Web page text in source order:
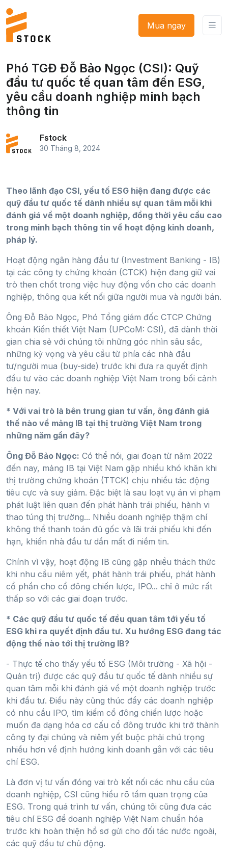
Mua ngay
Phó TGĐ Đỗ Bảo Ngọc (CSI): Quỹ
đầu tư quốc tế quan tâm đến ESG,
yêu cầu doanh nghiệp minh bạch
thông tin
Fstock
30 Tháng 8, 2024
Theo lãnh đạo CSI, yếu tố ESG hiện đang được các
quỹ đầu tư quốc tế dành nhiều sự quan tâm mỗi khi
đánh giá về một doanh nghiệp, đồng thời yêu cầu cao
trong minh bạch thông tin về hoạt động kinh doanh,
pháp lý.
Hoạt động ngân hàng đầu tư (Investment Banking - IB)
tại các công ty chứng khoán (CTCK) hiện đang giữ vai
trò then chốt trong việc huy động vốn cho các doanh
nghiệp, thông qua kết nối giữa người mua và người bán.
Ông Đỗ Bảo Ngọc, Phó Tổng giám đốc CTCP Chứng
khoán Kiến thiết Việt Nam (UPCoM: CSI), đã dành thời
gian chia sẻ với chúng tôi những góc nhìn sâu sắc,
những kỳ vọng và yêu cầu từ phía các nhà đầu
tư/người mua (buy-side) trước khi đưa ra quyết định
đầu tư vào các doanh nghiệp Việt Nam trong bối cảnh
hiện nay.
* Với vai trò là bên trung gian tư vấn, ông đánh giá
thế nào về mảng IB tại thị trường Việt Nam trong
những năm gần đây?
Ông Đỗ Bảo Ngọc: Có thể nói, giai đoạn từ năm 2022
đến nay, mảng IB tại Việt Nam gặp nhiều khó khăn khi
thị trường chứng khoán (TTCK) chịu nhiều tác động
tiêu cực và suy giảm. Đặc biệt là sau loạt vụ án vi phạm
phát luật liên quan đến phát hành trái phiếu, hành vi
thao túng thị trường... Nhiều doanh nghiệp thậm chí
không thể thanh toán đủ gốc và lãi trái phiếu khi đến
hạn, khiến nhà đầu tư dần mất đi niềm tin.
Chính vì vậy, hoạt động IB cũng gặp nhiều thách thức
khi nhu cầu niêm yết, phát hành trái phiếu, phát hành
cổ phần cho cổ đông chiến lược, IPO... chỉ ở mức rất
thấp so với các giai đoạn trước.
* Các quỹ đầu tư quốc tế đều quan tâm tới yếu tố
ESG khi ra quyết định đầu tư. Xu hướng ESG đang tác
động thế nào tới thị trường IB?
- Thực tế cho thấy yếu tố ESG (Môi trường - Xã hội -
Quản trị) được các quỹ đầu tư quốc tế dành nhiều sự
quan tâm mỗi khi đánh giá về một doanh nghiệp trước
khi đầu tư. Điều này cũng thúc đẩy các doanh nghiệp
có nhu cầu IPO, tìm kiếm cổ đông chiến lược hoặc
muốn đa dạng hóa cơ cấu cổ đông trước khi trở thành
công ty đại chúng và niêm yết buộc phải chú trọng
nhiều hơn về định hướng kinh doanh gắn với các tiêu
chí ESG.
Là đơn vị tư vấn đóng vai trò kết nối các nhu cầu của
doanh nghiệp, CSI cũng hiểu rõ tầm quan trọng của
ESG. Trong quá trình tư vấn, chúng tôi cũng đưa các
tiêu chí ESG để doanh nghiệp Việt Nam chuẩn hóa
trước khi hoàn thiện hồ sơ gửi cho đối tác nước ngoài,
các quỹ đầu tư chủ động.